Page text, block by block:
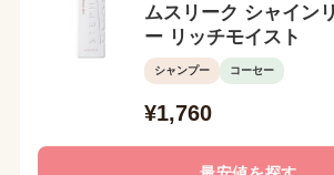
ムスリーク シャイン
ー リッチモイスト
シャンプー コーセー
¥1,760